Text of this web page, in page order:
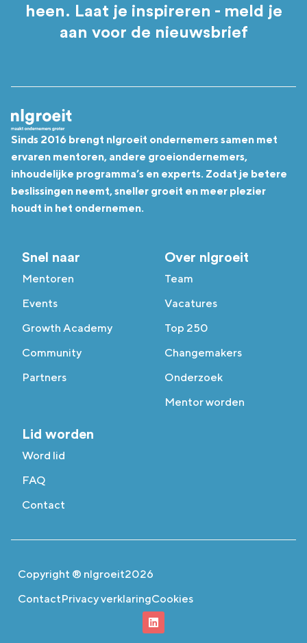
heen. Laat je inspireren - meld je
aan voor de nieuwsbrief
Sinds 2016 brengt nlgroeit ondernemers samen met
ervaren mentoren, andere groeiondernemers,
inhoudelijke programma’s en experts. Zodat je betere
beslissingen neemt, sneller groeit en meer plezier
houdt in het ondernemen.
Snel naar
Mentoren
Events
Growth Academy
Community
Partners
Over nlgroeit
Team
Vacatures
Top 250
Changemakers
Onderzoek
Mentor worden
Lid worden
Word lid
FAQ
Contact
Copyright ® nlgroeit2026
ContactPrivacy verklaringCookies